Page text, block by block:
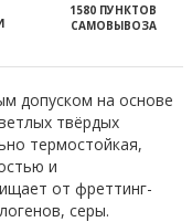
1580 ПУНКТОВ
САМОВЫВОЗА
допуском на основе
твёрдых
термостойкая,
и
от фреттинг-
серы.